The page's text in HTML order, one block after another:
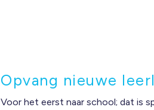
Opvang nieuwe
Voor het eerst naar school; dat is